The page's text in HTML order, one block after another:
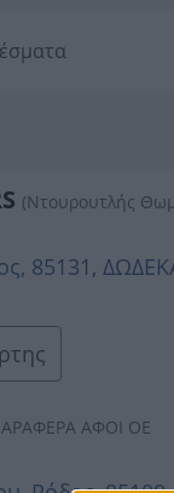
(Ντουρουτλής
85131,
ΑΦΟΙ ΟΕ